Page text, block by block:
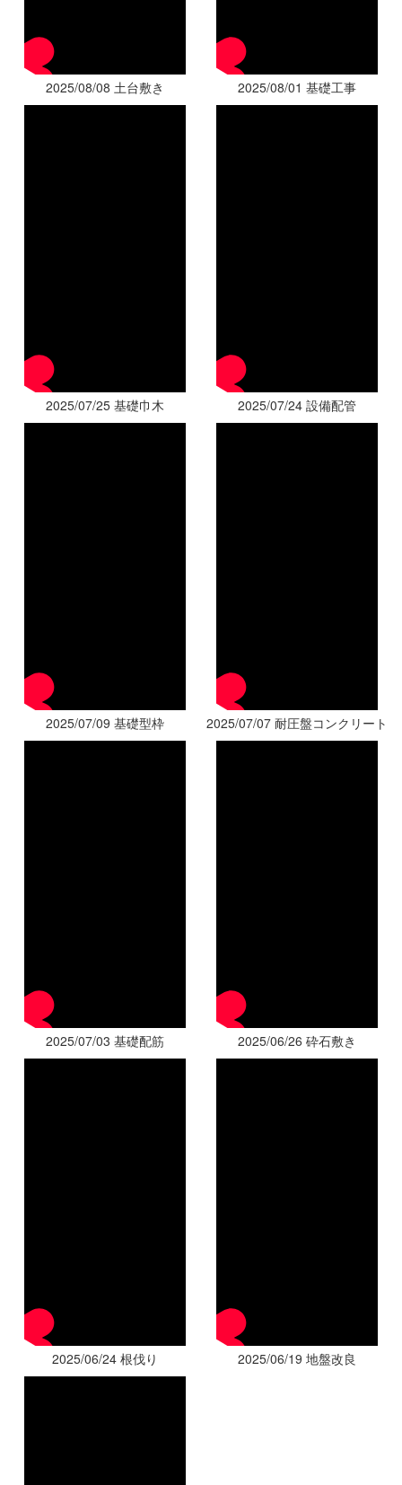
2025/08/08 土台敷き 2025/08/01 基礎工事
2025/07/25 基礎巾木 2025/07/24 設備配管
2025/07/09 基礎型枠 2025/07/07 耐圧盤コンクリート
2025/07/03 基礎配筋 2025/06/26 砕石敷き
2025/06/24 根伐り 2025/06/19 地盤改良